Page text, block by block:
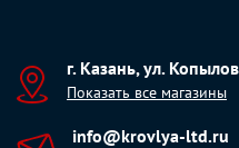
г. Казань, ул.
Показать все магазины
info@krovlya-ltd.ru